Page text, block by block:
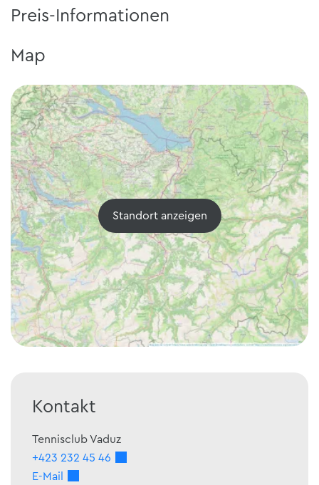
Preis-Informationen
Map
Standort anzeigen
Kontakt
Tennisclub Vaduz
+423 232 45 46
E-Mail